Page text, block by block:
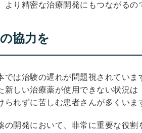
より精密な治療開発にもつながる
協力を
では治験の遅れが問題視されてい
新しい治療薬が使用できない状況
られずに苦しむ患者さんが多くいま
の開発において、非常に重要な役